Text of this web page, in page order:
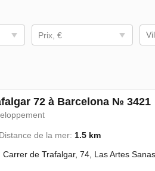
Prix, €
72 à Barcelona № 3421
Distance de la mer: 1.5 km
Carrer de Trafalgar, 74, Las Artes